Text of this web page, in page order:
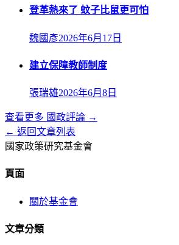
登革熱來了 蚊子比鼠更可怕
魏國彥2026年6月17日
建立保障教師制度
張瑞雄2026年6月8日
查看更多 國政評論 →
← 返回文章列表
國家政策研究基金會
頁面
關於基金會
文章分類